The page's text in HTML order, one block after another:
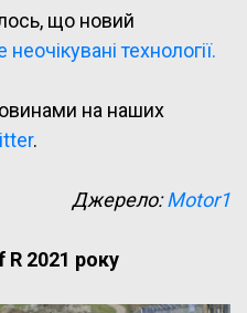
що новий
технології.
на наших
.
Джерело:Motor1
2021 року